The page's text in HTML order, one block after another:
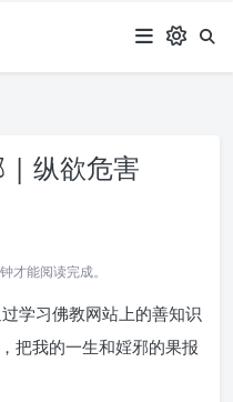
| 纵欲危害
才能阅读完成。
学习佛教网站上的善知识
把我的一生和婬邪的果报